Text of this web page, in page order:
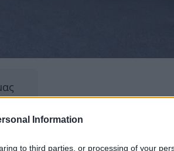
Information
to third parties, or processing of your